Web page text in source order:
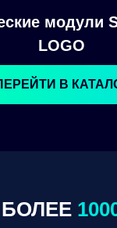
БОЛЕЕ
модули
LOGO
В